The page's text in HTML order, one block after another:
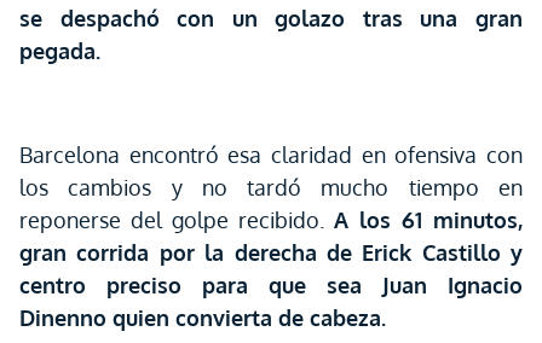
se despachó con un golazo tras una gran
pegada.
Barcelona encontró esa claridad en ofensiva con
los cambios y no tardó mucho tiempo en
reponerse del golpe recibido. A los 61 minutos,
gran corrida por la derecha de Erick Castillo y
centro preciso para que sea Juan Ignacio
Dinenno quien convierta de cabeza.